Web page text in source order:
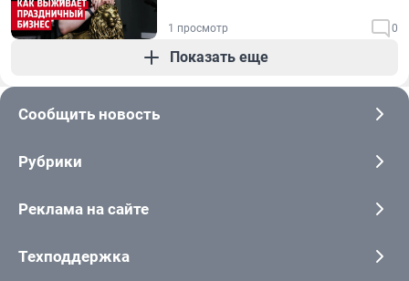
1 просмотр 0
Показать еще
Сообщить новость
Рубрики
Реклама на сайте
Техподдержка